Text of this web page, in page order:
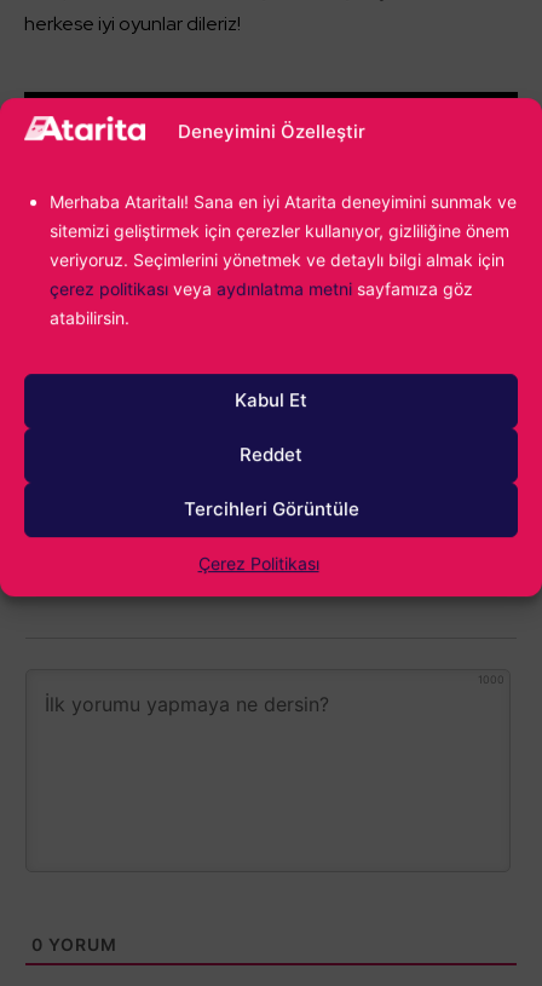
Deneyimini Özelleştir
Merhaba Ataritalı! Sana en iyi Atarita deneyimini sunmak ve
sitemizi geliştirmek için çerezler kullanıyor, gizliliğine önem
veriyoruz. Seçimlerini yönetmek ve detaylı bilgi almak için
çerez politikası veya aydınlatma metni sayfamıza göz
atabilirsin.
Kabul Et
Reddet
Tercihleri Görüntüle
Çerez Politikası
herkese iyi oyunlar dileriz!
Alparslan Gürlek
bir çocuk olarak video oyunlarıyla ilk bakışta
aşk yaşadım. Age of Empires II ile başlayan
yolculuk, kendi oyunumu yapmaya kadar
ilerledi. Hala oyun sektöründeyim ve hala o ilk
kez Age of Empires II oynayan çocuğun
1000
0 YORUM